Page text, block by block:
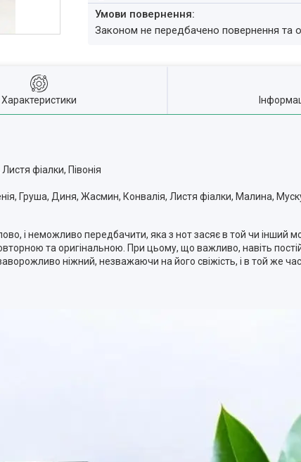
Законом не передбачено повернення та
Характеристики
фіалки, Півонія
Груша, Диня, Жасмин, Конвалія, Листя фіалки, Малина,
і неможливо передбачити, яка з нот засяє в той чи інший
та оригінальною. При цьому, що важливо, навіть
ніжний, незважаючи на його свіжість, і в той же